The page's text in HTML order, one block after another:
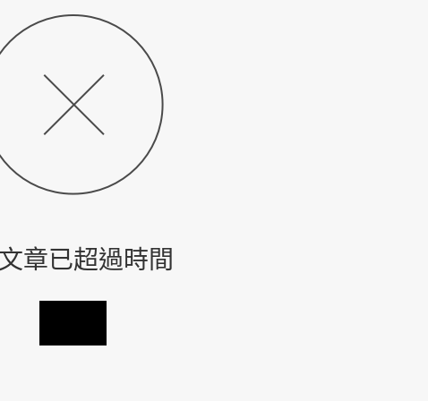
章已超過時間